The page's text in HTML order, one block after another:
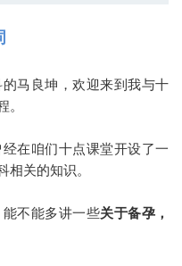
马良坤，欢迎来到我与十
。
在咱们十点课堂开设了一
相关的知识。
不能多讲一些关于备孕，